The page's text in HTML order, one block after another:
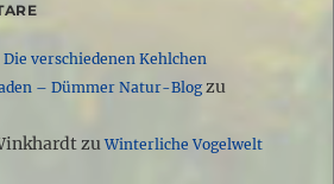
Die verschiedenen Kehlchen
– Dümmer Natur-Blogzu
zuWinterliche Vogelwelt